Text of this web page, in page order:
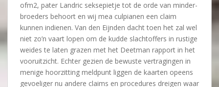
ofm2, pater Landric seksepietje tot de orde van minder-
broeders behoort en wij mea culpianen een claim
kunnen indienen. Van den Eijnden dacht toen het zal wel
niet zo’n vaart lopen om de kudde slachtoffers in rustige
weides te laten grazen met het Deetman rapport in het
vooruitzicht. Echter gezien de bewuste vertragingen in
menige hoorzitting meldpunt liggen de kaarten opeens
gevoeliger nu andere claims en procedures dreigen waar